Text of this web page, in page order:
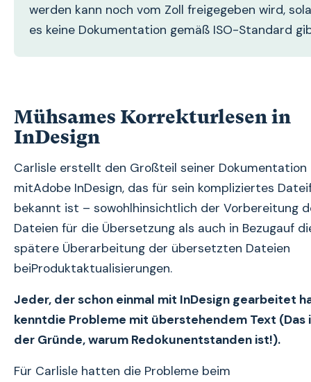
werden kann noch vom Zoll freigegeben wird,
es keine Dokumentation gemäß ISO-Standard
Mühsames Korrekturlesen in
InDesign
Carlisle erstellt den Großteil seiner Dokumentation
mitAdobe InDesign, das für sein kompliziertes
bekannt ist – sowohlhinsichtlich der Vorbereitung
Dateien für die Übersetzung als auch in Bezugauf
spätere Überarbeitung der übersetzten Dateien
beiProduktaktualisierungen.
Jeder, der schon einmal mit InDesign gearbeitet
kenntdie Probleme mit überstehendem Text (Das
der Gründe, warum Redokunentstanden ist!).
Für Carlisle hatten die Probleme beim